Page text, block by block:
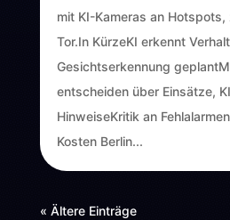
mit KI-Kameras an
Tor.In KürzeKI erkennt
Gesichtserkennung
entscheiden über Einsätze,
HinweiseKritik an
Kosten Berlin...
« Ältere Einträge